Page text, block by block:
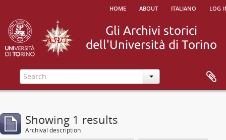
home about italiano log
Showing 1 results
Archival description